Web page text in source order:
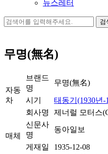
뉴스레터
검
무명(無名)
자동
차
브랜드
명
무명(無名)
시기
태동기(1930년-
회사명
제너럴 모터스
매체
신문사
명
동아일보
게재일 1935-12-08